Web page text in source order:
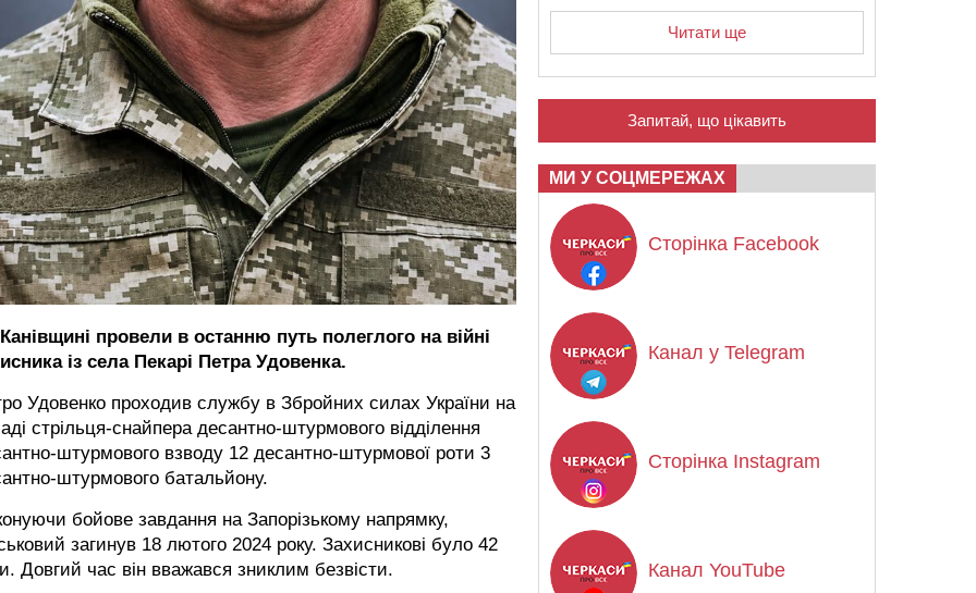
провели в останню путь полеглого на війні
із села Пекарі Петра Удовенка.
Удовенко проходив службу в Збройних силах України на
стрільця-снайпера десантно-штурмового відділення
штурмового взводу 12 десантно-штурмової роти 3
штурмового батальйону.
бойове завдання на Запорізькому напрямку,
загинув 18 лютого 2024 року. Захисникові було 42
Довгий час він вважався зниклим безвісти.
Читати ще
Запитай, що цікавить
МИ У СОЦМЕРЕЖАХ
Сторінка Facebook
Канал у Telegram
Сторінка Instagram
Канал YouTube